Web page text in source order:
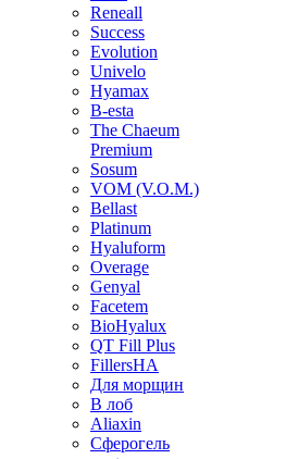
Reneall
Success
Evolution
Univelo
Hyamax
B-esta
The Chaeum
Premium
Sosum
VOM (V.O.M.)
Bellast
Platinum
Hyaluform
Overage
Genyal
Facetem
BioHyalux
QT Fill Plus
FillersHA
Для морщин
В лоб
Aliaxin
Сферогель